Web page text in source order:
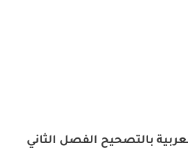
بالتصحيح الفصل الثاني